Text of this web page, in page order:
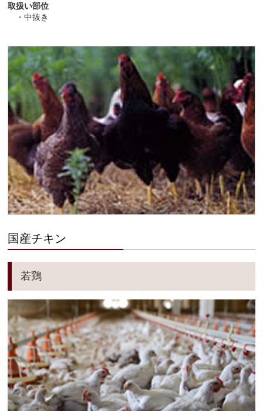
取扱い部位
・中抜き
国産チキン
若鶏